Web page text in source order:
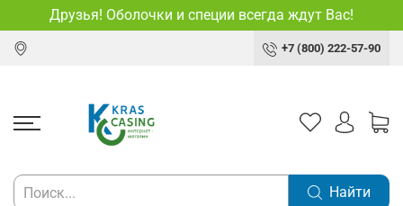
Друзья! Оболочки и специи всегда ждут Вас!
+7 (800) 222-57-90
Найти